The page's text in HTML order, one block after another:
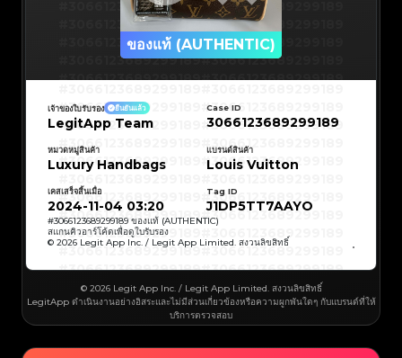
#3066123689299189#3066123689299189
#3066123689299189#3066123689299189
#3066123689299189#3066123689299189
#3066123689299189#3066123689299189
#3066123689299189#3066123689299189
#3066123689299189
#3066123689299189
#3066123689299189
#3066123689299189
#3066123689299189
#3066123689299189
#3066123689299189
#3066123689299189
#3066123689299189
#3066123689299189
#3066123689299189
#3066123689299189
#3066123689299189#3066123689299189
#3066123689299189 #3066123689299189
#3066123689299189#3066123689299189
#3066123689299189#3066123689299189
#3066123689299189#3066123689299189
#3066123689299189#3066123689299189
#3066123689299189#3066123689299189
ของแท้ (AUTHENTIC)
#3066123689299189
#3066123689299189
#3066123689299189
#3066123689299189
#3066123689299189
#3066123689299189
#3066123689299189
#3066123689299189
#3066123689299189
#3066123689299189
#3066123689299189#3066123689299189
#3066123689299189
#3066123689299189
#3066123689299189#3066123689299189
#3066123689299189#3066123689299189
#3066123689299189#3066123689299189
#3066123689299189#3066123689299189
#3066123689299189#3066123689299189
เจ้าของใบรับรอง ยืนยันแล้ว
LegitApp Team
Case ID
3066123689299189
หมวดหมู่สินค้า
Luxury Handbags
แบรนด์สินค้า
Louis Vuitton
เคสเสร็จสิ้นเมื่อ
2024-11-04 03:20
Tag ID
J1DP5TT7AAYO
#3066123689299189 ของแท้ (AUTHENTIC)
สแกนคิวอาร์โค้ดเพื่อดูใบรับรอง
© 2026 Legit App Inc. / Legit App Limited. สงวนลิขสิทธิ์
© 2026 Legit App Inc. / Legit App Limited. สงวนลิขสิทธิ์
LegitApp ดำเนินงานอย่างอิสระและไม่มีส่วนเกี่ยวข้องหรือความผูกพันใดๆ กับแบรนด์ที่ให้
บริการตรวจสอบ